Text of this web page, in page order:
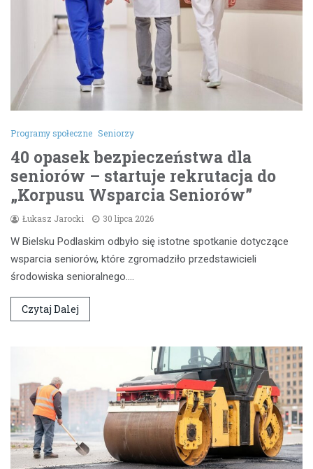
Programy społeczne Seniorzy
40 opasek bezpieczeństwa dla
seniorów – startuje rekrutacja do
„Korpusu Wsparcia Seniorów”
Łukasz Jarocki 30 lipca 2026
W Bielsku Podlaskim odbyło się istotne spotkanie dotyczące
wsparcia seniorów, które zgromadziło przedstawicieli
środowiska senioralnego.…
Czytaj Dalej